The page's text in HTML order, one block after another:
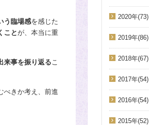
う臨場感を感じた
ことが、本当に重
来事を振り返るこ
べきか考え、前進
2020年(73)
2019年(86)
2018年(67)
2017年(54)
2016年(54)
2015年(52)